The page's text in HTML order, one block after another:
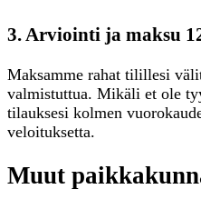
3. Arviointi ja maksu
Maksamme rahat tilillesi
valmistuttua. Mikäli et ole
tilauksesi kolmen
veloituksetta.
Muut